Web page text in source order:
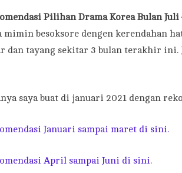
Pilihan Drama Korea Bulan
mimin besoksore dengen kerendahan
dan tayang sekitar 3 bulan terakhir
saya buat di januari 2021 dengan
Januari sampai maret di sini.
April sampai Juni di sini.